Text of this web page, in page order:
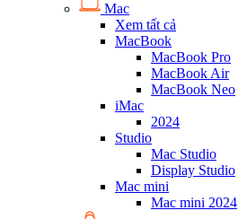
Mac
Xem tất cả
MacBook
MacBook Pro
MacBook Air
MacBook Neo
iMac
2024
Studio
Mac Studio
Display Studio
Mac mini
Mac mini 2024